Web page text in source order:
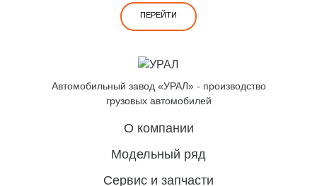
ПЕРЕЙТИ
Модельный ряд
О компании
Сервис и запчасти
Автомобильный завод «УРАЛ» - производство
грузовых автомобилей